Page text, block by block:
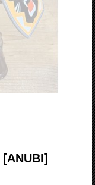
[ANUBI]